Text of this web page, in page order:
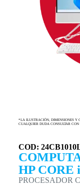
*LA ILUSTRACIÓN, DIMENSIONES Y
CUALQUIER DUDA CONSULTAR
COD:
HP CORE
PROCESADOR